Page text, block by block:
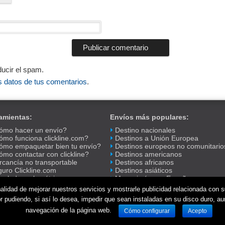
el spam.
datos de tus comentarios.
hacer un envío?
funciona clickline.com?
empaquetar bien tu envío?
contactar con clickline?
no transportable
Clickline.com
volumétrico
códigos postales
tu opinión
de envíos
Envíos más populares:
Destino nacionales
Destinos a Unión Europea
Destinos europeos no
Destinos americanos
Destinos africanos
Destinos asiáticos
Mensajerías en España
Mensajerías Internacionales
de mejorar nuestros servicios y mostrarle publicidad relacionada
si así lo desea, impedir que sean instaladas en su disco duro,
navegación de la página web.
Cómo configurar Acepto